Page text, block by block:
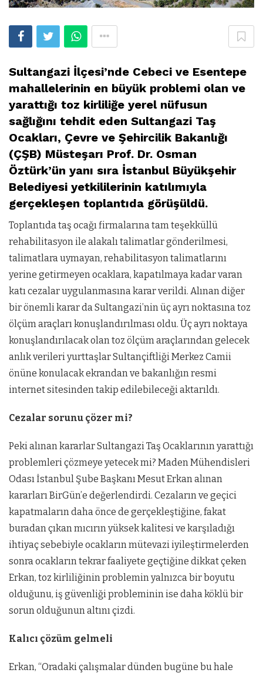
Sultangazi İlçesi’nde Cebeci ve Esentepe
mahallelerinin en büyük problemi olan ve
yarattığı toz kirliliğe yerel nüfusun
sağlığını tehdit eden Sultangazi Taş
Ocakları, Çevre ve Şehircilik Bakanlığı
(ÇŞB) Müsteşarı Prof. Dr. Osman
Öztürk’ün yanı sıra İstanbul Büyükşehir
Belediyesi yetkililerinin katılımıyla
gerçekleşen toplantıda görüşüldü.
Toplantıda taş ocağı firmalarına tam teşekküllü
rehabilitasyon ile alakalı talimatlar gönderilmesi,
talimatlara uymayan, rehabilitasyon talimatlarını
yerine getirmeyen ocaklara, kapatılmaya kadar varan
katı cezalar uygulanmasına karar verildi. Alınan diğer
bir önemli karar da Sultangazi’nin üç ayrı noktasına toz
ölçüm araçları konuşlandırılması oldu. Üç ayrı noktaya
konuşlandırılacak olan toz ölçüm araçlarından gelecek
anlık verileri yurttaşlar Sultançiftliği Merkez Camii
önüne konulacak ekrandan ve bakanlığın resmi
internet sitesinden takip edilebileceği aktarıldı.
Cezalar sorunu çözer mi?
Peki alınan kararlar Sultangazi Taş Ocaklarının yarattığı
problemleri çözmeye yetecek mi? Maden Mühendisleri
Odası İstanbul Şube Başkanı Mesut Erkan alınan
kararları BirGün’e değerlendirdi. Cezaların ve geçici
kapatmaların daha önce de gerçekleştiğine, fakat
buradan çıkan mıcırın yüksek kalitesi ve karşıladığı
ihtiyaç sebebiyle ocakların mütevazi iyileştirmelerden
sonra ocakların tekrar faaliyete geçtiğine dikkat çeken
Erkan, toz kirliliğinin problemin yalnızca bir boyutu
olduğunu, iş güvenliği probleminin ise daha köklü bir
sorun olduğunun altını çizdi.
Kalıcı çözüm gelmeli
Erkan, “Oradaki çalışmalar dünden bugüne bu hale